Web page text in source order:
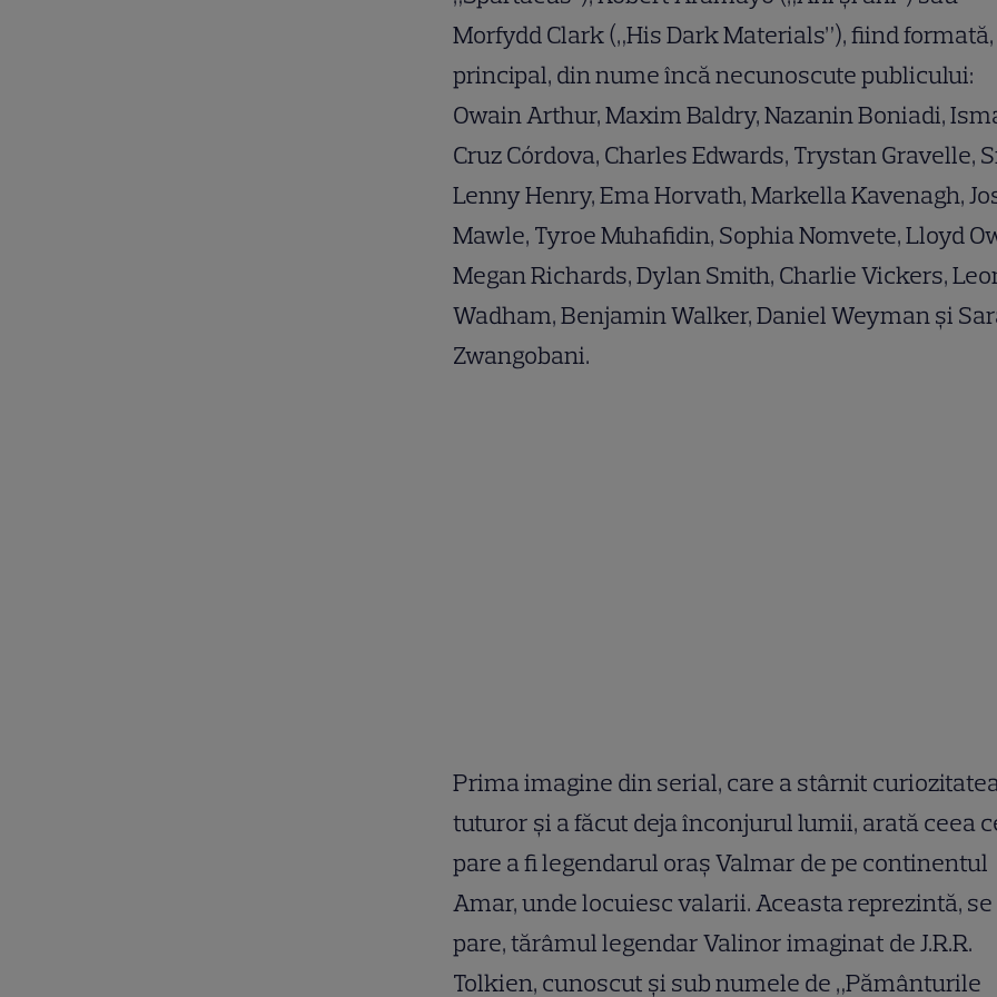
Morfydd Clark („His Dark Materials”), fiind
principal, din nume încă necunoscute publicului:
Owain Arthur, Maxim Baldry, Nazanin Boniadi,
Cruz Córdova, Charles Edwards, Trystan Gravelle,
Lenny Henry, Ema Horvath, Markella Kavenagh,
Mawle, Tyroe Muhafidin, Sophia Nomvete, Lloyd
Megan Richards, Dylan Smith, Charlie Vickers,
Wadham, Benjamin Walker, Daniel Weyman și
Zwangobani.
Prima imagine din serial, care a stârnit
tuturor și a făcut deja înconjurul lumii, arată ceea
pare a fi legendarul oraș Valmar de pe continentul
Amar, unde locuiesc valarii. Aceasta reprezintă, se
pare, tărâmul legendar Valinor imaginat de J.R.R.
Tolkien, cunoscut și sub numele de „Pământurile